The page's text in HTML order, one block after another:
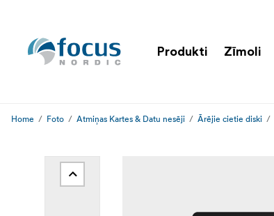
Produkti Zīmoli
Home Foto Atmiņas Kartes & Datu nesēji Ārējie cietie diski